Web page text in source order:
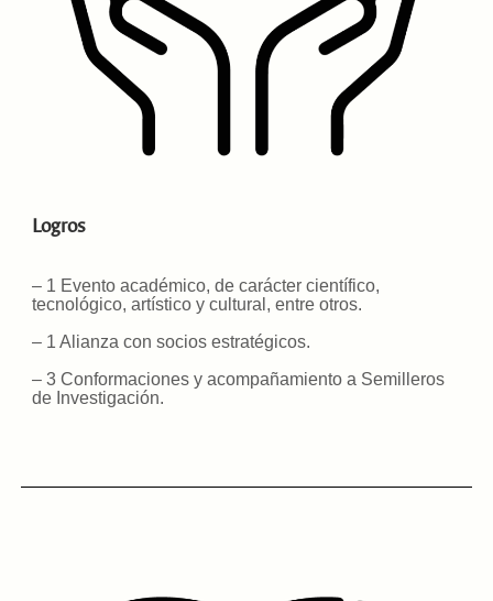
Logros
– 1 Evento académico, de carácter científico,
tecnológico, artístico y cultural, entre otros.
– 1 Alianza con socios estratégicos.
– 3 Conformaciones y acompañamiento a Semilleros
de Investigación.